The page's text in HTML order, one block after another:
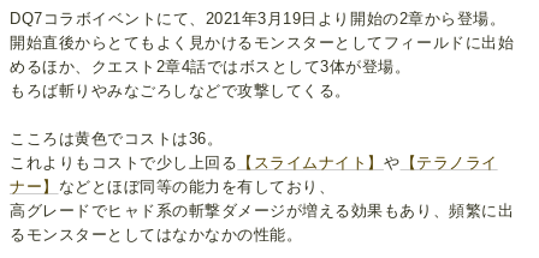
DQ7コラボイベントにて、2021年3月19日より開始の2章から登場。
開始直後からとてもよく見かけるモンスターとしてフィールドに出始
めるほか、クエスト2章4話ではボスとして3体が登場。
もろば斬りやみなごろしなどで攻撃してくる。
こころは黄色でコストは36。
これよりもコストで少し上回る 【スライムナイト】 や 【テラノライ
ナー】 などとほぼ同等の能力を有しており、
高グレードでヒャド系の斬撃ダメージが増える効果もあり、頻繁に出
るモンスターとしてはなかなかの性能。